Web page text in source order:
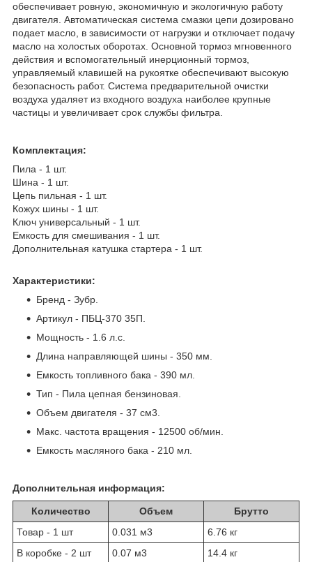
обеспечивает ровную, экономичную и экологичную работу
двигателя. Автоматическая система смазки цепи дозировано
подает масло, в зависимости от нагрузки и отключает подачу
масло на холостых оборотах. Основной тормоз мгновенного
действия и вспомогательный инерционный тормоз,
управляемый клавишей на рукоятке обеспечивают высокую
безопасность работ. Система предварительной очистки
воздуха удаляет из входного воздуха наиболее крупные
частицы и увеличивает срок службы фильтра.
Комплектация:
Пила - 1 шт.
Шина - 1 шт.
Цепь пильная - 1 шт.
Кожух шины - 1 шт.
Ключ универсальный - 1 шт.
Емкость для смешивания - 1 шт.
Дополнительная катушка стартера - 1 шт.
Характеристики:
Бренд - Зубр.
Артикул - ПБЦ-370 35П.
Мощность - 1.6 л.с.
Длина направляющей шины - 350 мм.
Емкость топливного бака - 390 мл.
Тип - Пила цепная бензиновая.
Объем двигателя - 37 см3.
Макс. частота вращения - 12500 об/мин.
Емкость масляного бака - 210 мл.
Дополнительная информация:
Количество Объем
Брутто
Товар - 1 шт
0.031 м3
6.76 кг
В коробке - 2 шт
0.07 м3 14.4 кг